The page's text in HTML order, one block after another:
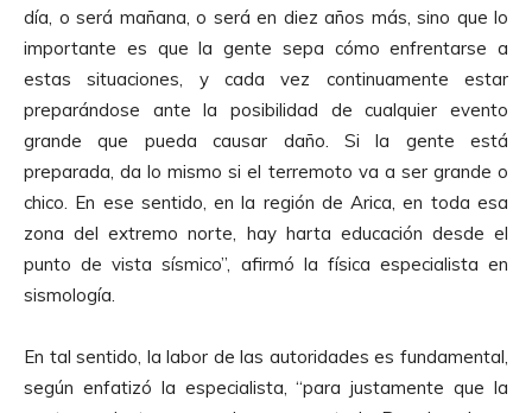
día, o será mañana, o será en diez años más, sino que lo
importante es que la gente sepa cómo enfrentarse a
estas situaciones, y cada vez continuamente estar
preparándose ante la posibilidad de cualquier evento
grande que pueda causar daño. Si la gente está
preparada, da lo mismo si el terremoto va a ser grande o
chico. En ese sentido, en la región de Arica, en toda esa
zona del extremo norte, hay harta educación desde el
punto de vista sísmico”, afirmó la física especialista en
sismología.
En tal sentido, la labor de las autoridades es fundamental,
según enfatizó la especialista, “para justamente que la